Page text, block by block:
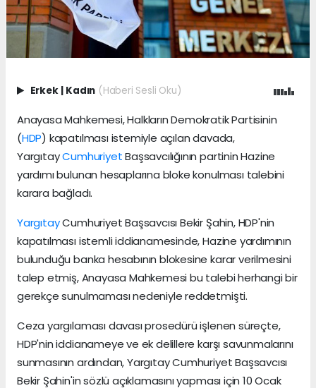
Erkek Kadın (Haberi Sesli Oku)
Anayasa Mahkemesi, Halkların Demokratik Partisinin
(HDP) kapatılması istemiyle açılan davada,
YargıtayCumhuriyetBaşsavcılığının partinin Hazine
yardımı bulunan hesaplarına bloke konulması talebini
karara bağladı.
YargıtayCumhuriyet Başsavcısı Bekir Şahin, HDP'nin
kapatılması istemli iddianamesinde, Hazine yardımının
bulunduğu banka hesabının blokesine karar verilmesini
talep etmiş, Anayasa Mahkemesi bu talebi herhangi bir
gerekçe sunulmaması nedeniyle reddetmişti.
Ceza yargılaması davası prosedürü işlenen süreçte,
HDP'nin iddianameye ve ek delillere karşı savunmalarını
sunmasının ardından, Yargıtay Cumhuriyet Başsavcısı
Bekir Şahin'in sözlü açıklamasını yapması için 10 Ocak